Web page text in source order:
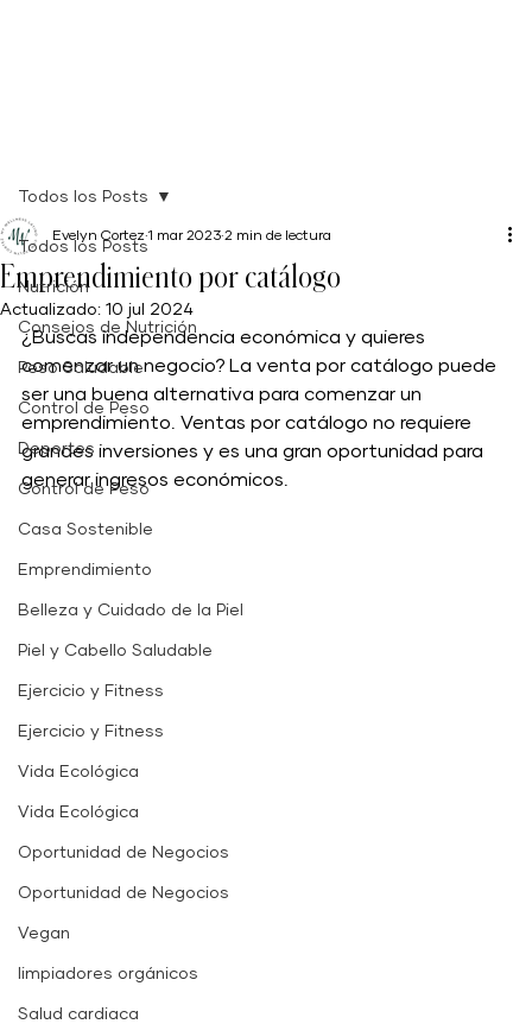
Todos los Posts
Nutrición
Consejos de Nutrición
Peso Saludable
Control de Peso
Deportes
Control de Peso
Casa Sostenible
Emprendimiento
Belleza y Cuidado de la Piel
Piel y Cabello Saludable
Ejercicio y Fitness
Ejercicio y Fitness
Vida Ecológica
Vida Ecológica
Oportunidad de Negocios
Oportunidad de Negocios
Vegan
limpiadores orgánicos
Salud cardiaca
Todos los Posts
Emprendimiento por catálogo
Evelyn Cortez 1 mar 2023 2 min de lectura
Actualizado: 10 jul 2024
¿Buscas independencia económica y quieres
comenzar un negocio? La venta por catálogo puede
ser una buena alternativa para comenzar un
emprendimiento. Ventas por catálogo no requiere
grandes inversiones y es una gran oportunidad para
generar ingresos económicos.